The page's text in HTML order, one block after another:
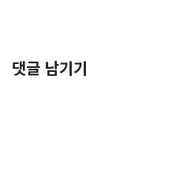
댓글 남기기